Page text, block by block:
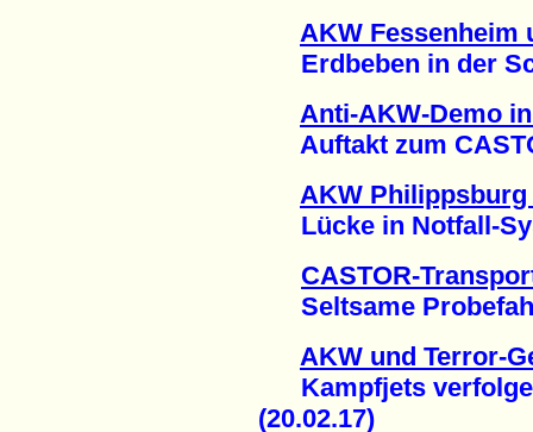
AKW Fessenheim
Erdbeben in der
Anti-AKW-Demo
Auftakt zum
AKW
Lücke in Notfall-
CASTOR-
Seltsame
AKW und Terror-
Kampfjets
(20.02.17)